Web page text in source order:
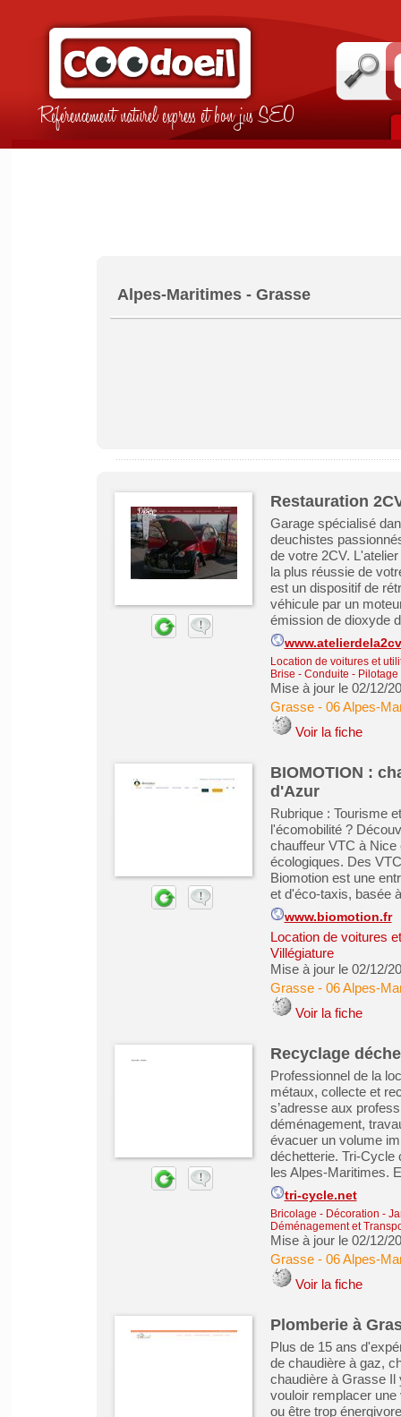
Référencement naturel express et bon jus SEO
Alpes-Maritimes - Grasse
Restauration
Garage spécialisé
deuchistes
de votre 2CV.
la plus réussie de
est un dispositif de
véhicule par un
émission de dioxyde
Location de voitures et
Brise - Conduite - Pilotage
Mise à jour le 02/12/
Grasse- 06 Alpes-
Voir la fiche
BIOMOTION :
d'Azur
Rubrique : Tourisme
l'écomobilité ?
chauffeur VTC à
écologiques. Des
Biomotion est une
et d'éco-taxis, basée
www.biomotion.fr
Location de voitures
Villégiature
Mise à jour le 02/12/
Grasse- 06 Alpes-
Voir la fiche
Recyclage
Professionnel de la
métaux, collecte et
s’adresse aux
déménagement,
évacuer un volume
déchetterie. Tri-Cycle
les Alpes-Maritimes.
tri-cycle.net
Bricolage - Décoration -
Déménagement et
Mise à jour le 02/12/
Grasse- 06 Alpes-
Voir la fiche
Plomberie à
Plus de 15 ans
de chaudière à gaz,
chaudière à Grasse Il
vouloir remplacer une
ou être trop